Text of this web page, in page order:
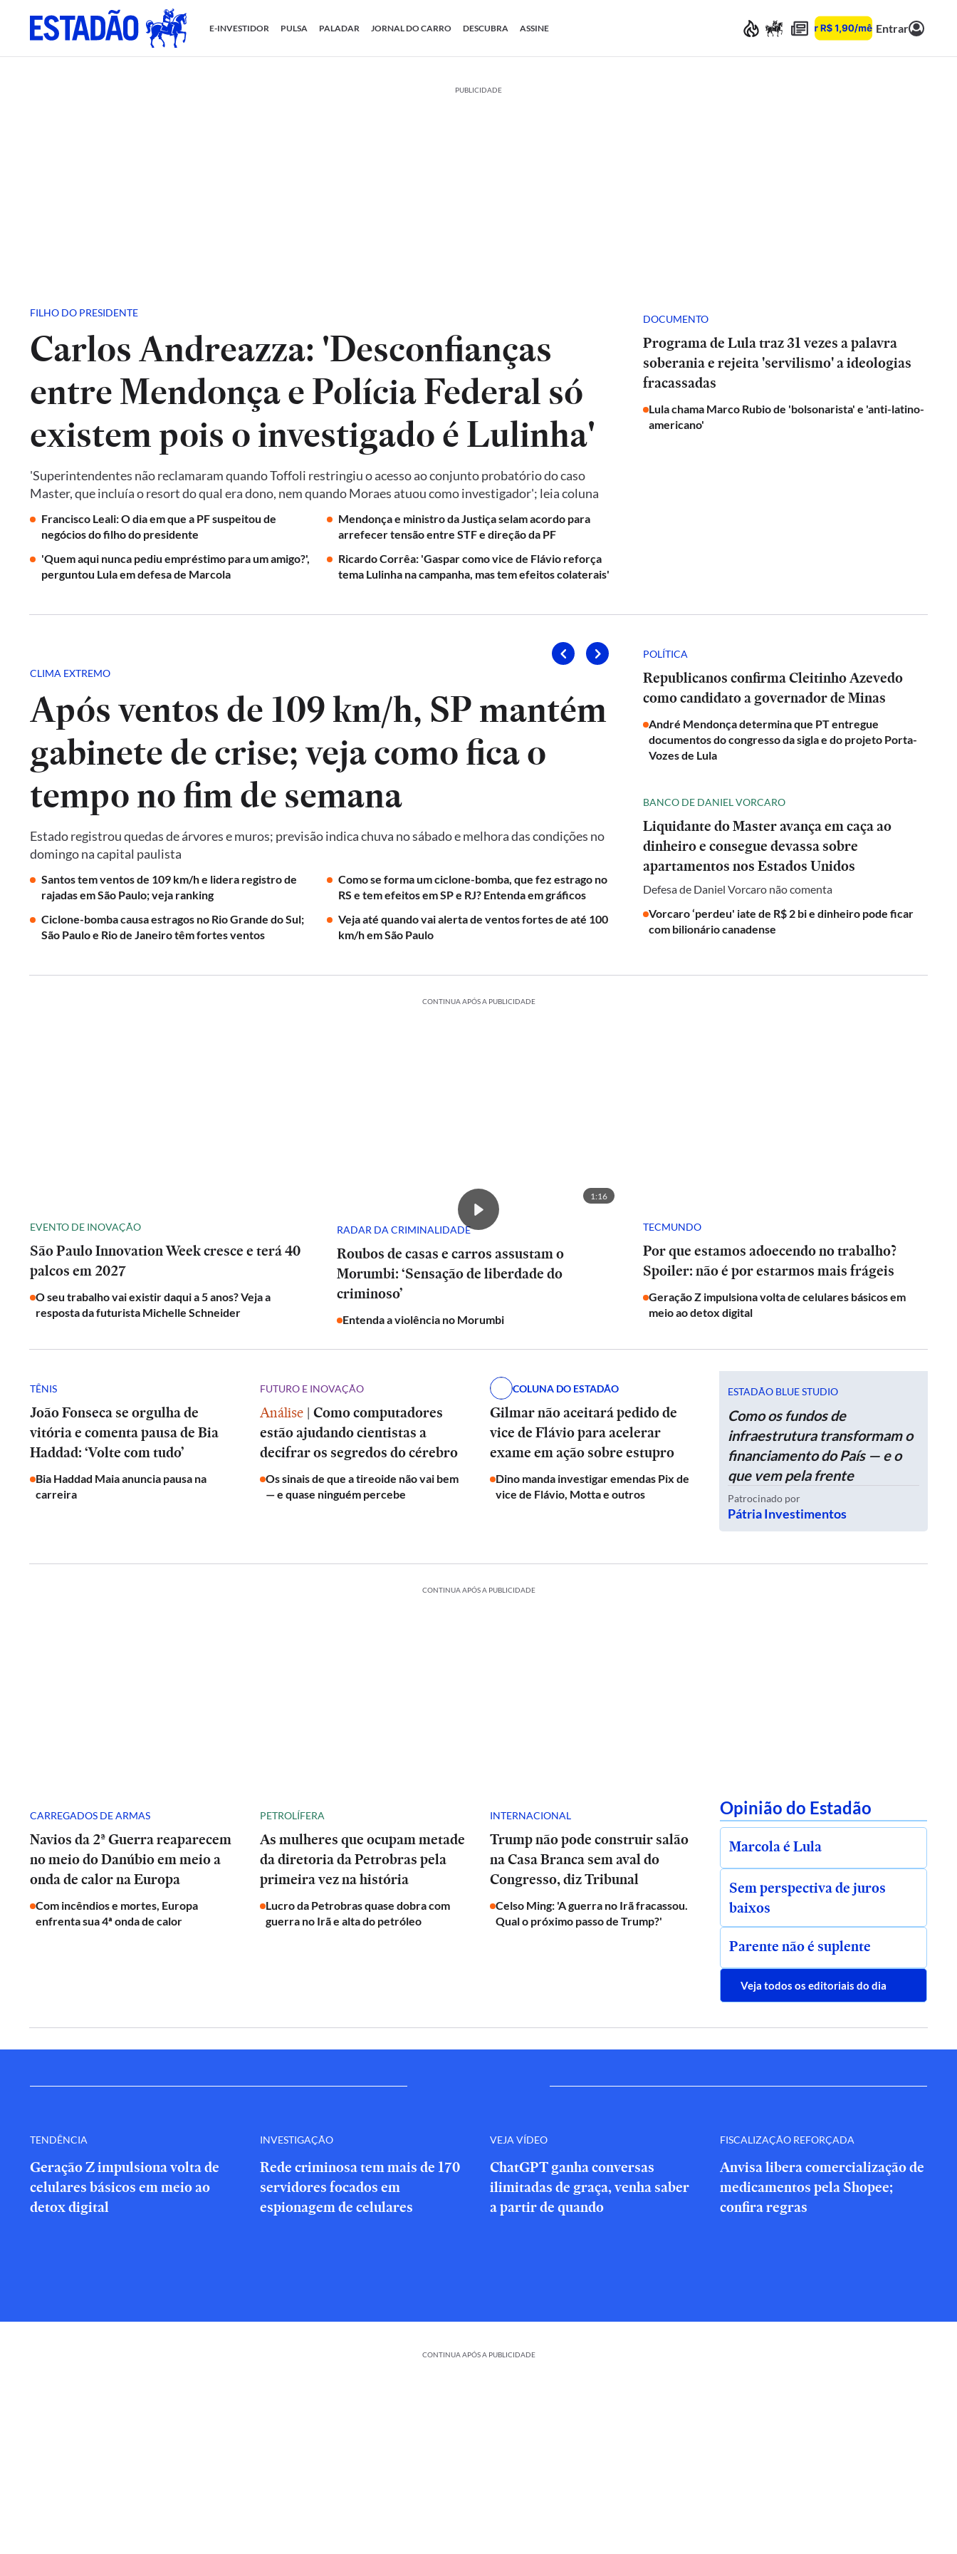
E-INVESTIDOR PULSA PALADAR JORNAL DO CARRO DESCUBRA ASSINE Entrar
PUBLICIDADE
FILHO DO PRESIDENTE
Carlos Andreazza: 'Desconfianças
entre Mendonça e Polícia Federal só
existem pois o investigado é Lulinha'
'Superintendentes não reclamaram quando Toffoli restringiu o acesso ao conjunto probatório do caso
Master, que incluía o resort do qual era dono, nem quando Moraes atuou como investigador'; leia coluna
Francisco Leali: O dia em que a PF suspeitou de
negócios do filho do presidente
Mendonça e ministro da Justiça selam acordo para
arrefecer tensão entre STF e direção da PF
'Quem aqui nunca pediu empréstimo para um amigo?',
perguntou Lula em defesa de Marcola
Ricardo Corrêa: 'Gaspar como vice de Flávio reforça
tema Lulinha na campanha, mas tem efeitos colaterais'
DOCUMENTO
Programa de Lula traz 31 vezes a palavra
soberania e rejeita 'servilismo' a ideologias
fracassadas
Lula chama Marco Rubio de 'bolsonarista' e 'anti-latino-
americano'
CLIMA EXTREMO
Após ventos de 109 km/h, SP mantém
gabinete de crise; veja como fica o
tempo no fim de semana
Estado registrou quedas de árvores e muros; previsão indica chuva no sábado e melhora das condições no
domingo na capital paulista
Santos tem ventos de 109 km/h e lidera registro de
rajadas em São Paulo; veja ranking
Como se forma um ciclone-bomba, que fez estrago no
RS e tem efeitos em SP e RJ? Entenda em gráficos
Ciclone-bomba causa estragos no Rio Grande do Sul;
São Paulo e Rio de Janeiro têm fortes ventos
Veja até quando vai alerta de ventos fortes de até 100
km/h em São Paulo
POLÍTICA
Republicanos confirma Cleitinho Azevedo
como candidato a governador de Minas
André Mendonça determina que PT entregue
documentos do congresso da sigla e do projeto Porta-
Vozes de Lula
BANCO DE DANIEL VORCARO
Liquidante do Master avança em caça ao
dinheiro e consegue devassa sobre
apartamentos nos Estados Unidos
Defesa de Daniel Vorcaro não comenta
Vorcaro ‘perdeu' iate de R$ 2 bi e dinheiro pode ficar
com bilionário canadense
CONTINUA APÓS A PUBLICIDADE
EVENTO DE INOVAÇÃO
São Paulo Innovation Week cresce e terá 40
palcos em 2027
O seu trabalho vai existir daqui a 5 anos? Veja a
resposta da futurista Michelle Schneider
1:16
RADAR DA CRIMINALIDADE
Roubos de casas e carros assustam o
Morumbi: ‘Sensação de liberdade do
criminoso’
Entenda a violência no Morumbi
TECMUNDO
Por que estamos adoecendo no trabalho?
Spoiler: não é por estarmos mais frágeis
Geração Z impulsiona volta de celulares básicos em
meio ao detox digital
TÊNIS
João Fonseca se orgulha de
vitória e comenta pausa de Bia
Haddad: ‘Volte com tudo’
Bia Haddad Maia anuncia pausa na
carreira
FUTURO E INOVAÇÃO
Análise | Como computadores
estão ajudando cientistas a
decifrar os segredos do cérebro
Os sinais de que a tireoide não vai bem
— e quase ninguém percebe
COLUNA DO ESTADÃO
Gilmar não aceitará pedido de
vice de Flávio para acelerar
exame em ação sobre estupro
Dino manda investigar emendas Pix de
vice de Flávio, Motta e outros
ESTADÃO BLUE STUDIO
Como os fundos de
infraestrutura transformam o
financiamento do País — e o
que vem pela frente
Patrocinado por
Pátria Investimentos
CONTINUA APÓS A PUBLICIDADE
CARREGADOS DE ARMAS
Navios da 2ª Guerra reaparecem
no meio do Danúbio em meio a
onda de calor na Europa
Com incêndios e mortes, Europa
enfrenta sua 4ª onda de calor
PETROLÍFERA
As mulheres que ocupam metade
da diretoria da Petrobras pela
primeira vez na história
Lucro da Petrobras quase dobra com
guerra no Irã e alta do petróleo
INTERNACIONAL
Trump não pode construir salão
na Casa Branca sem aval do
Congresso, diz Tribunal
Celso Ming: 'A guerra no Irã fracassou.
Qual o próximo passo de Trump?'
Opinião do Estadão
Marcola é Lula
Sem perspectiva de juros
baixos
Parente não é suplente
Veja todos os editoriais do dia
TENDÊNCIA
Geração Z impulsiona volta de
celulares básicos em meio ao
detox digital
INVESTIGAÇÃO
Rede criminosa tem mais de 170
servidores focados em
espionagem de celulares
VEJA VÍDEO
ChatGPT ganha conversas
ilimitadas de graça, venha saber
a partir de quando
FISCALIZAÇÃO REFORÇADA
Anvisa libera comercialização de
medicamentos pela Shopee;
confira regras
CONTINUA APÓS A PUBLICIDADE